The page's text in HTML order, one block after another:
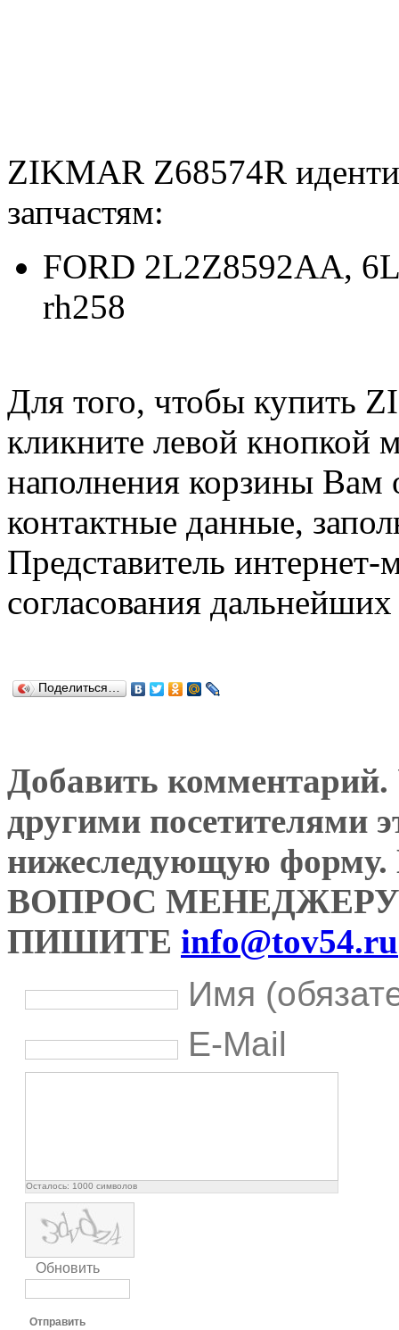
ZIKMAR Z68574R
запчастям:
FORD 2L2Z8592AA,
rh258
Для того, чтобы купить
кликните левой
наполнения корзины Вам
контактные данные,
Представитель
согласования
Поделиться…
Добавить комментарий.
другими посетителями
нижеследующую
ВОПРОС
ПИШИТЕ info@tov54.ru
Имя
E-Mail
Осталось: 1000 символов
Обновить
Отправить